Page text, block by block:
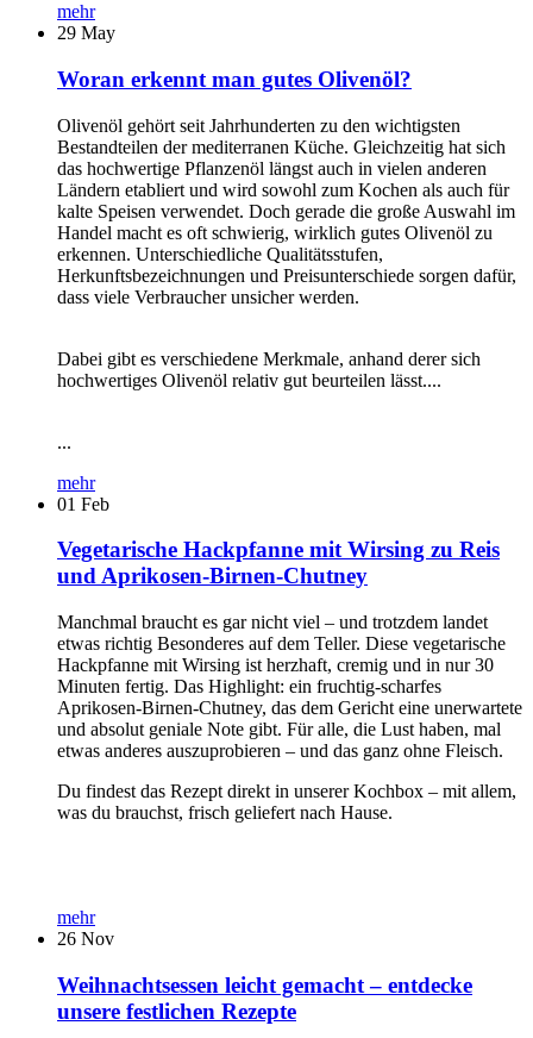
mehr
29 May
Woran erkennt man gutes Olivenöl?
Olivenöl gehört seit Jahrhunderten zu den wichtigsten
Bestandteilen der mediterranen Küche. Gleichzeitig hat sich
das hochwertige Pflanzenöl längst auch in vielen anderen
Ländern etabliert und wird sowohl zum Kochen als auch für
kalte Speisen verwendet. Doch gerade die große Auswahl im
Handel macht es oft schwierig, wirklich gutes Olivenöl zu
erkennen. Unterschiedliche Qualitätsstufen,
Herkunftsbezeichnungen und Preisunterschiede sorgen dafür,
dass viele Verbraucher unsicher werden.
Dabei gibt es verschiedene Merkmale, anhand derer sich
hochwertiges Olivenöl relativ gut beurteilen lässt....
...
mehr
01 Feb
Vegetarische Hackpfanne mit Wirsing zu Reis
und Aprikosen-Birnen-Chutney
Manchmal braucht es gar nicht viel – und trotzdem landet
etwas richtig Besonderes auf dem Teller. Diese vegetarische
Hackpfanne mit Wirsing ist herzhaft, cremig und in nur 30
Minuten fertig. Das Highlight: ein fruchtig-scharfes
Aprikosen-Birnen-Chutney, das dem Gericht eine unerwartete
und absolut geniale Note gibt. Für alle, die Lust haben, mal
etwas anderes auszuprobieren – und das ganz ohne Fleisch.
Du findest das Rezept direkt in unserer Kochbox – mit allem,
was du brauchst, frisch geliefert nach Hause.
mehr
26 Nov
Weihnachtsessen leicht gemacht – entdecke
unsere festlichen Rezepte